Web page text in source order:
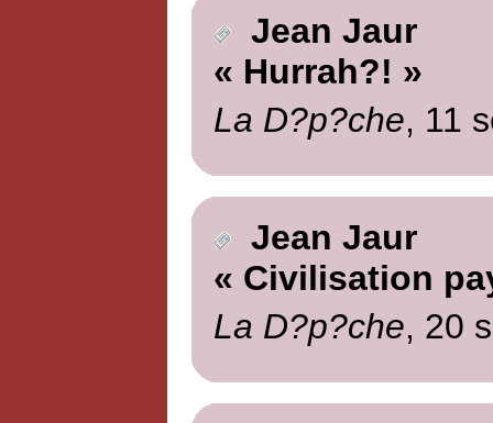
Jean Jaur
« Hurrah?! »
La D?p?che, 11
Jean Jaur
« Civilisation
La D?p?che, 20